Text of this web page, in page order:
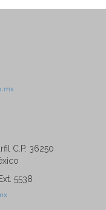
C.P. 36250
5538